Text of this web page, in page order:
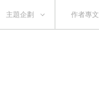
主題企劃 作者專文